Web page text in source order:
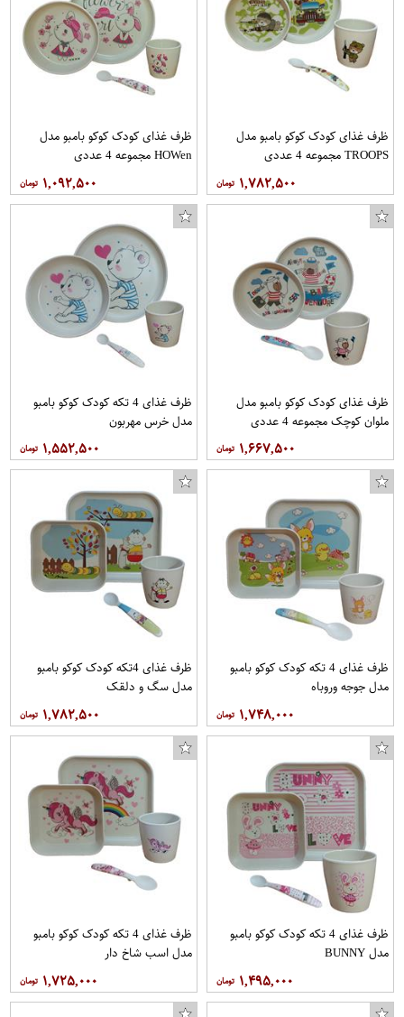
ظرف غذای کودک کوکو بامبو مدل
TROOPS مجموعه 4 عددی
۱,۷۸۲,۵۰۰
ظرف غذای کودک کوکو بامبو مدل
HOWen مجموعه 4 عددی
۱,۰۹۲,۵۰۰
ظرف غذای کودک کوکو بامبو مدل
ملوان کوچک مجموعه 4 عددی
۱,۶۶۷,۵۰۰
ظرف غذای 4 تکه کودک کوکو بامبو
مدل خرس مهربون
۱,۵۵۲,۵۰۰
ظرف غذای 4 تکه کودک کوکو بامبو
مدل جوجه وروباه
۱,۷۴۸,۰۰۰
ظرف غذای 4تکه کودک کوکو بامبو
مدل سگ و دلقک
۱,۷۸۲,۵۰۰
ظرف غذای 4 تکه کودک کوکو بامبو
مدل BUNNY
۱,۴۹۵,۰۰۰
ظرف غذای 4 تکه کودک کوکو بامبو
مدل اسب شاخ دار
۱,۷۲۵,۰۰۰